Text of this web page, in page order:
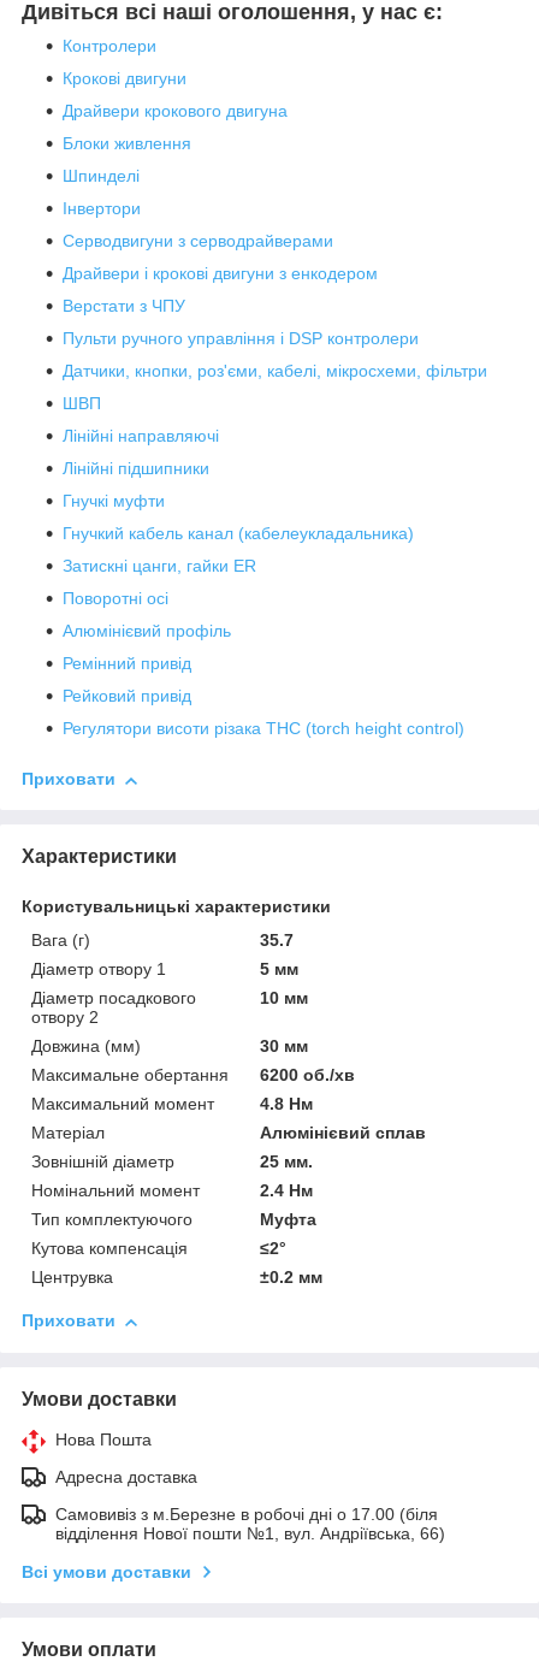
Дивіться всі наші оголошення, у нас є:
Контролери
Крокові двигуни
Драйвери крокового двигуна
Блоки живлення
Шпинделі
Інвертори
Серводвигуни з серводрайверами
Драйвери і крокові двигуни з енкодером
Верстати з ЧПУ
Пульти ручного управління і DSP контролери
Датчики, кнопки, роз'єми, кабелі, мікросхеми, фільтри
ШВП
Лінійні направляючі
Лінійні підшипники
Гнучкі муфти
Гнучкий кабель канал (кабелеукладальника)
Затискні цанги, гайки ER
Поворотні осі
Алюмінієвий профіль
Ремінний привід
Рейковий привід
Регулятори висоти різака THC (torch height control)
Приховати
Характеристики
Користувальницькі характеристики
Вага (г)
35.7
Діаметр отвору 1
5 мм
Діаметр посадкового
отвору 2
10 мм
Довжина (мм)
30 мм
Максимальне обертання
6200 об./хв
Максимальний момент
4.8 Нм
Матеріал
Алюмінієвий сплав
Зовнішній діаметр
25 мм.
Номінальний момент
2.4 Нм
Тип комплектуючого
Муфта
Кутова компенсація
≤2°
Центрувка
±0.2 мм
Приховати
Умови доставки
Нова Пошта
Адресна доставка
Самовивіз з м.Березне в робочі дні о 17.00 (біля
відділення Нової пошти №1, вул. Андріївська, 66)
Всі умови доставки
Умови оплати